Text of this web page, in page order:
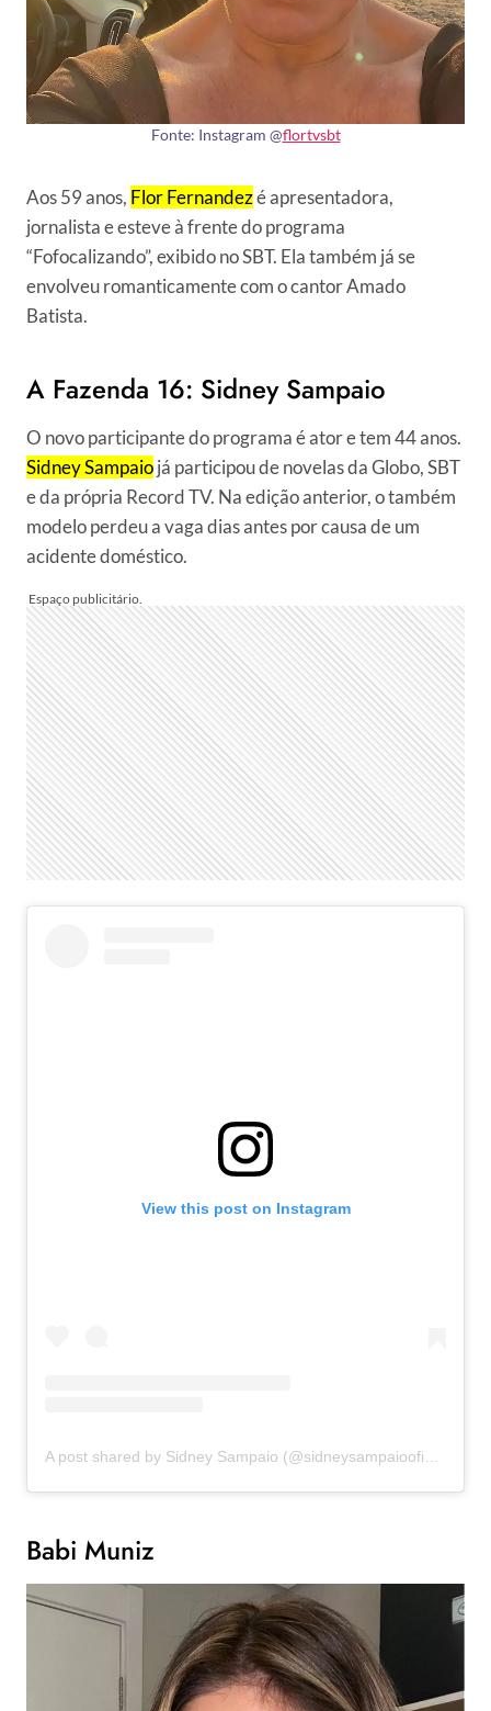
Fonte: Instagram @flortvsbt
Aos 59 anos, Flor Fernandezé apresentadora,
jornalista e esteve à frente do programa
“Fofocalizando”, exibido no SBT. Ela também já se
envolveu romanticamente com o cantor Amado
Batista.
A Fazenda 16: Sidney Sampaio
O novo participante do programa é ator e tem 44 anos.
Sidney Sampaiojá participou de novelas da Globo, SBT
e da própria Record TV. Na edição anterior, o também
modelo perdeu a vaga dias antes por causa de um
acidente doméstico.
View this post on Instagram
Babi Muniz